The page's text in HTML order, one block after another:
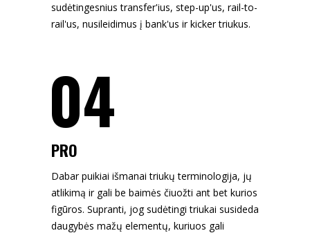
sudėtingesnius transfer'ius, step-up'us, rail-to-
rail'us, nusileidimus į bank'us ir kicker triukus.
04
PRO
Dabar puikiai išmanai triukų terminologija, jų
atlikimą ir gali be baimės čiuožti ant bet kurios
figūros. Supranti, jog sudėtingi triukai susideda
daugybės mažų elementų, kuriuos gali